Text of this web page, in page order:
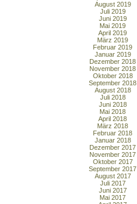
August 2019
Juli 2019
Juni 2019
Mai 2019
April 2019
März 2019
Februar 2019
Januar 2019
Dezember 2018
November 2018
Oktober 2018
September 2018
August 2018
Juli 2018
Juni 2018
Mai 2018
April 2018
März 2018
Februar 2018
Januar 2018
Dezember 2017
November 2017
Oktober 2017
September 2017
August 2017
Juli 2017
Juni 2017
Mai 2017